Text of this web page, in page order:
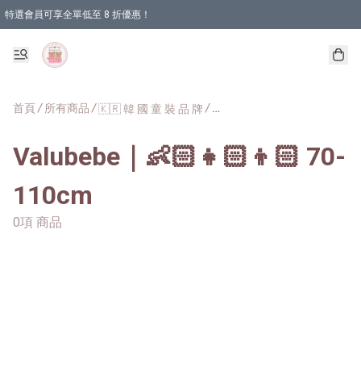
特選會員可享全單低至 8 折優惠！
首頁/ 所有商品 /🇰🇷 韓 國 童 裝 品 牌 /
Valubebe｜👶🏻👧🏻👦🏻 70-
110cm
0項 商品